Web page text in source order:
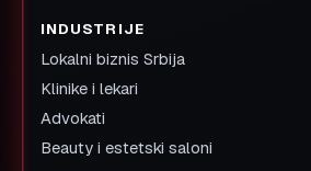
INDUSTRIJE
Lokalni biznis Srbija
Klinike i lekari
Advokati
Beauty i estetski saloni